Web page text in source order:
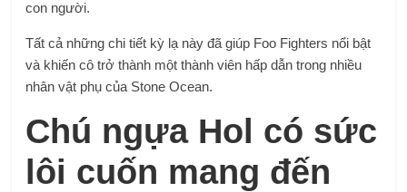
con người.
Tất cả những chi tiết kỳ lạ này đã giúp Foo Fighters nổi bật
và khiến cô trở thành một thành viên hấp dẫn trong nhiều
nhân vật phụ của Stone Ocean.
Chú ngựa Hol có sức
lôi cuốn mang đến